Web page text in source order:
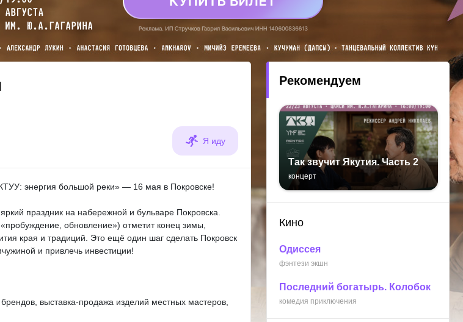
Я иду
энергия большой реки» — 16 мая в Покровске!
праздник на набережной и бульваре Покровска.
обновление») отметит конец зимы,
края и традиций. Это ещё один шаг сделать Покровск
и привлечь инвестиции!
выставка-продажа изделий местных мастеров,
Рекомендуем
концерт
Так звучит Якутия. Часть 2
Кино
Одиссея
фэнтези экшн
Последний богатырь. Колобок
комедия приключения